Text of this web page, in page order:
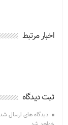
اخبار مرتبط
ثبت دیدگاه
دیدگاه های ارسال